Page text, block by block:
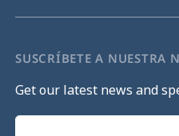
SUSCRÍBETE A NUESTRA
Get our latest news and